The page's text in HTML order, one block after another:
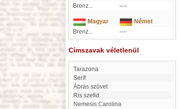
Brenz...
----
Magyar
Német
Brenz...
----
Címszavak véletlenül
Tarazona
Seríf
Ábrás szövet
Ris szefid
Nemesis Carolina